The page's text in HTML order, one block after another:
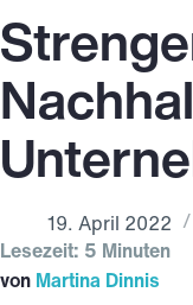
19. April 2022
Lesezeit: 5 Minuten
von Martina Dinnis